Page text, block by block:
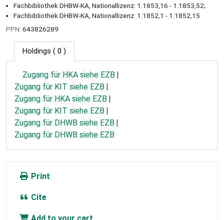
Fachbibliothek DHBW-KA, Nationallizenz: 1.1853,16 - 1.1853,52;
Fachbibliothek DHBW-KA, Nationallizenz: 1.1852,1 - 1.1852,15
PPN: 643826289
Holdings ( 0 )
Zugang für HKA siehe EZB
Zugang für KIT siehe EZB
Zugang für HKA siehe EZB
Zugang für KIT siehe EZB
Zugang für DHWB siehe EZB
Zugang für DHWB siehe EZB
Print
Cite
Add to your cart